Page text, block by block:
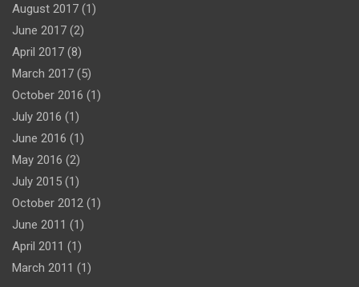
August 2017 (1)
June 2017 (2)
April 2017 (8)
March 2017 (5)
October 2016 (1)
July 2016 (1)
June 2016 (1)
May 2016 (2)
July 2015 (1)
October 2012 (1)
June 2011 (1)
April 2011 (1)
March 2011 (1)